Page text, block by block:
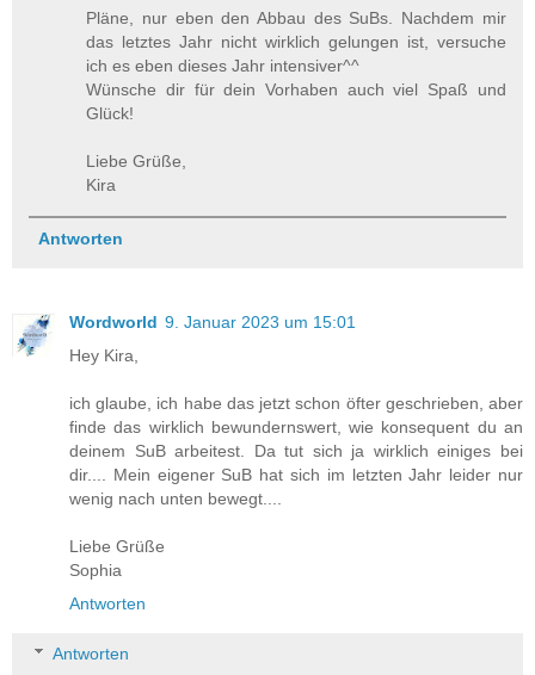
Pläne, nur eben den Abbau des SuBs. Nachdem mir
das letztes Jahr nicht wirklich gelungen ist, versuche
ich es eben dieses Jahr intensiver^^
Wünsche dir für dein Vorhaben auch viel Spaß und
Glück!
Liebe Grüße,
Kira
Antworten
Wordworld 9. Januar 2023 um 15:01
Hey Kira,
ich glaube, ich habe das jetzt schon öfter geschrieben, aber
finde das wirklich bewundernswert, wie konsequent du an
deinem SuB arbeitest. Da tut sich ja wirklich einiges bei
dir.... Mein eigener SuB hat sich im letzten Jahr leider nur
wenig nach unten bewegt....
Liebe Grüße
Sophia
Antworten
Antworten